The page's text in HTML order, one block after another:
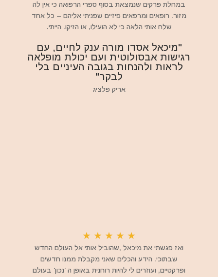
במחלת פרקים שנמצאת בסוף ספרי הרפואה כי אין לה
מזור. רופאים ומרפאים פיזיים שפניתי אליהם – כל אחד
שלח אותי הלאה כי לא הועילו, או הזיקו. הייתי.
"מיכאל אסדו מורה ענק לחיים, עם
רגישות אבסולוטית ועם יכולת מופלאה
לראות ולהנחות בגובה העיניים בלי
לבקר"
אריק פלציג
★
★
★
★
★
ואז פגשתי את מיכאל ,שהוביל אותי אל העולם החדש
שבתוכי. הידע והכלים שאני מקבלת ממנו חדשים
ופרקטיים, ועוזרים לי להיות רוחנית באופן ה ’נכון' בעולם